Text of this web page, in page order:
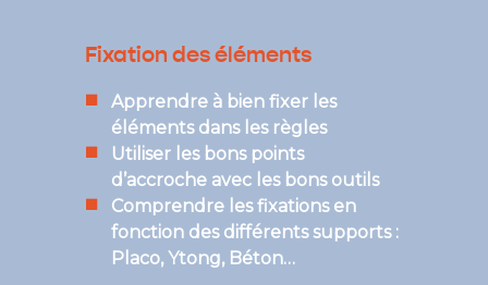
Fixation des éléments
Apprendre à bien fixer les
éléments dans les règles
Utiliser les bons points
d’accroche avec les bons outils
Comprendre les fixations en
fonction des différents supports :
Placo, Ytong, Béton…